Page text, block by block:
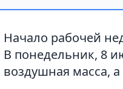
Начало рабочей
В понедельник, 8
воздушная масса,